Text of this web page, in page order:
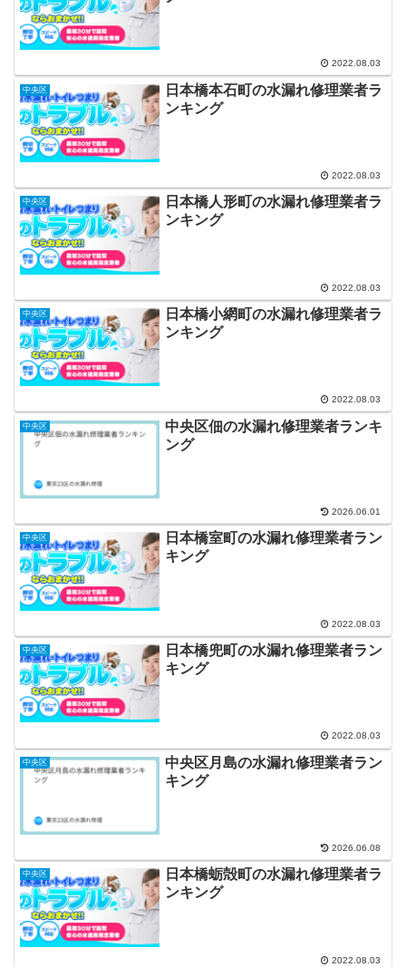
2022.08.03
中央区
日本橋本石町の水漏れ修理業者ラ
ンキング
2022.08.03
中央区
日本橋人形町の水漏れ修理業者ラ
ンキング
2022.08.03
中央区
日本橋小網町の水漏れ修理業者ラ
ンキング
2022.08.03
中央区
中央区佃の水漏れ修理業者ランキ
ング
2026.06.01
中央区
日本橋室町の水漏れ修理業者ラン
キング
2022.08.03
中央区
日本橋兜町の水漏れ修理業者ラン
キング
2022.08.03
中央区
中央区月島の水漏れ修理業者ラン
キング
2026.06.08
中央区
日本橋蛎殻町の水漏れ修理業者ラ
ンキング
2022.08.03